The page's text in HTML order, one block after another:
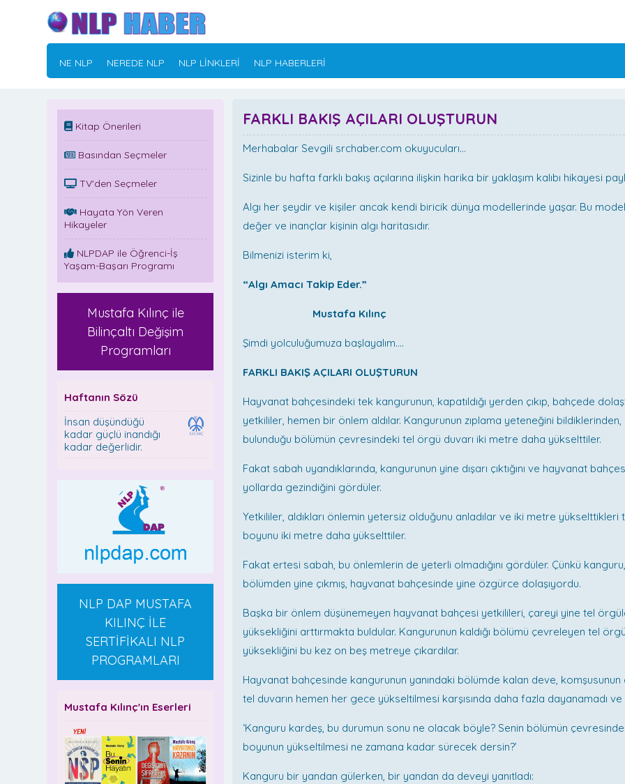
NE NLP NEREDE NLP NLP LİNKLERİ NLP HABERLERİ
Kitap Önerileri
Basından Seçmeler
TV'den Seçmeler
Hayata Yön Veren
Hikayeler
NLPDAP ile Öğrenci-İş
Yaşam-Başarı Programı
Mustafa Kılınç ile
Bilinçaltı Değişim
Programları
Haftanın Sözü
İnsan düşündüğü
kadar güçlü inandığı
kadar değerlidir.
NLP DAP MUSTAFA
KILINÇ İLE
SERTİFİKALI NLP
PROGRAMLARI
Mustafa Kılınç'ın Eserleri
FARKLI BAKIŞ AÇILARI OLUŞTURUN
Merhabalar Sevgili srchaber.com okuyucuları…
Sizinle bu hafta farklı bakış açılarına ilişkin harika bir yaklaşım kalıbı hikayesi
Algı her şeydir ve kişiler ancak kendi biricik dünya modellerinde yaşar. Bu
değer ve inançlar kişinin algı haritasıdır.
Bilmenizi isterim ki,
“Algı Amacı Takip Eder.”
Mustafa Kılınç
Şimdi yolculuğumuza başlayalım….
FARKLI BAKIŞ AÇILARI OLUŞTURUN
Hayvanat bahçesindeki tek kangurunun, kapatıldığı yerden çıkıp, bahçede
yetkililer, hemen bir önlem aldılar. Kangurunun zıplama yeteneğini bildiklerinden,
bulunduğu bölümün çevresindeki tel örgü duvarı iki metre daha yükselttiler.
Fakat sabah uyandıklarında, kangurunun yine dışarı çıktığını ve hayvanat
yollarda gezindiğini gördüler.
Yetkililer, aldıkları önlemin yetersiz olduğunu anladılar ve iki metre
boyunu iki metre daha yükselttiler.
Fakat ertesi sabah, bu önlemlerin de yeterli olmadığını gördüler. Çünkü kanguru,
bölümden yine çıkmış, hayvanat bahçesinde yine özgürce dolaşıyordu.
Başka bir önlem düşünemeyen hayvanat bahçesi yetkilileri, çareyi yine tel
yüksekliğini arttırmakta buldular. Kangurunun kaldığı bölümü çevreleyen tel
yüksekliğini bu kez on beş metreye çıkardılar.
Hayvanat bahçesinde kangurunun yanındaki bölümde kalan deve,
tel duvarın hemen her gece yükseltilmesi karşısında daha fazla dayanamadı
‘Kanguru kardeş, bu durumun sonu ne olacak böyle? Senin bölümün
boyunun yükseltilmesi ne zamana kadar sürecek dersin?’
Kanguru bir yandan gülerken, bir yandan da deveyi yanıtladı: